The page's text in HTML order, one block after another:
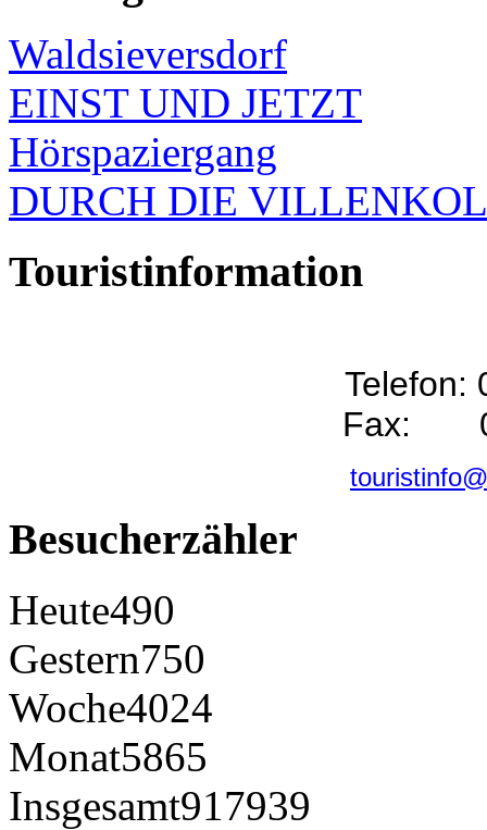
Waldsieversdorf
EINST UND JETZT
Hörspaziergang
DURCH DIE
Touristinformation
Telefon:
Fax:
Besucherzähler
Heute490
Gestern750
Woche4024
Monat5865
Insgesamt917939